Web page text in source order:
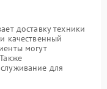
доставку техники
качественный
могут
для